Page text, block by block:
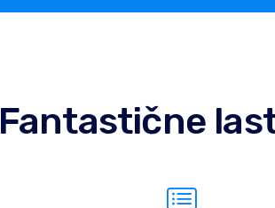
Fantastične